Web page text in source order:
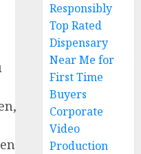
Responsibly
Top Rated
Dispensary
Near Me for
First Time
Buyers
Corporate
Video
Production